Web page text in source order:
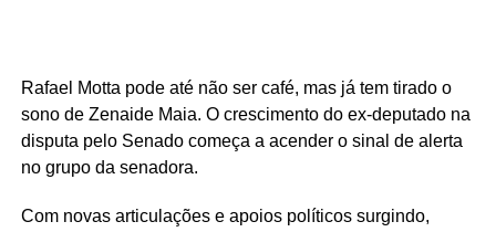
Rafael Motta pode até não ser café, mas já tem tirado o
sono de Zenaide Maia. O crescimento do ex-deputado na
disputa pelo Senado começa a acender o sinal de alerta
no grupo da senadora.
Com novas articulações e apoios políticos surgindo,